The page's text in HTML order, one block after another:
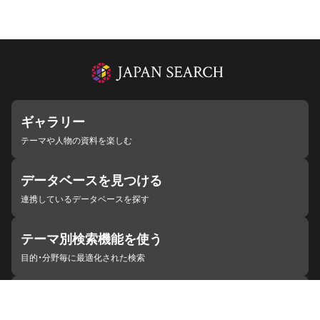
ギャラリー
テーマや人物の資料を楽しむ
データベースを見つける
連携しているデータベースを探す
テーマ別検索機能を使う
目的・分野毎に最適化された検索